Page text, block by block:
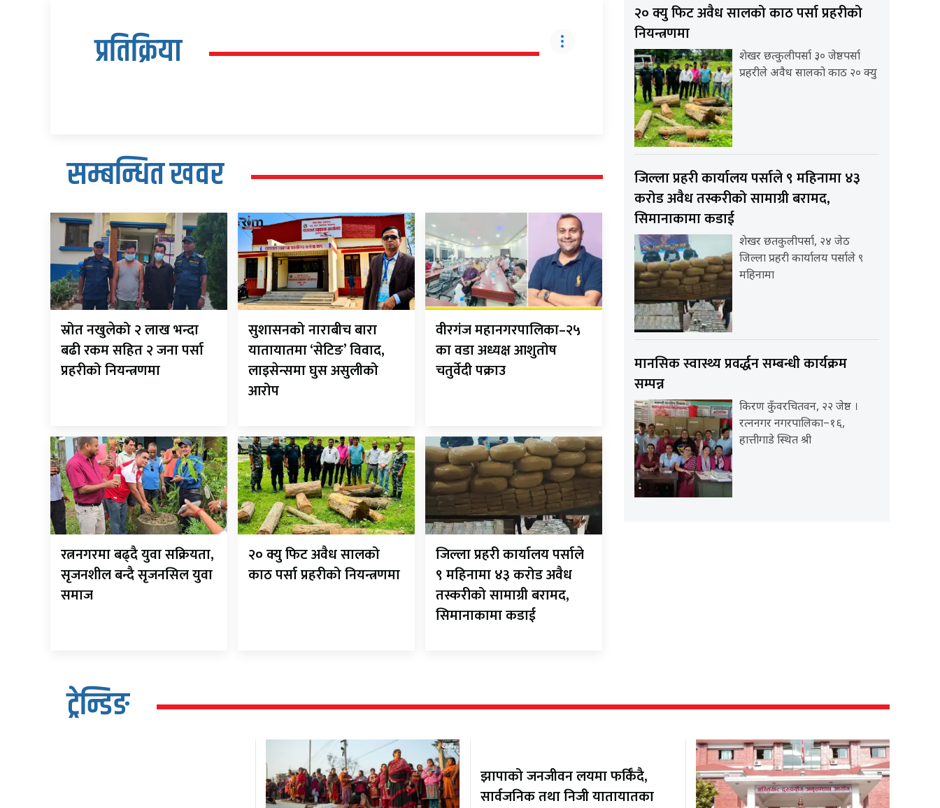
प्रतिक्रिया
सम्बन्धित खवर
स्रोत नखुलेको २ लाख भन्दा
बढी रकम सहित २ जना पर्सा
प्रहरीको नियन्त्रणमा
सुशासनको नाराबीच बारा
यातायातमा ‘सेटिङ’ विवाद,
लाइसेन्समा घुस असुलीको
आरोप
वीरगंज महानगरपालिका–२५
का वडा अध्यक्ष आशुतोष
चतुर्वेदी पक्राउ
रत्ननगरमा बढ्दै युवा सक्रियता,
सृजनशील बन्दै सृजनसिल युवा
समाज
२० क्यु फिट अवैध सालको
काठ पर्सा प्रहरीको नियन्त्रणमा
जिल्ला प्रहरी कार्यालय पर्साले
९ महिनामा ४३ करोड अवैध
तस्करीको सामाग्री बरामद,
सिमानाकामा कडाई
२० क्यु फिट अवैध सालको काठ पर्सा प्रहरीको
नियन्त्रणमा
शेखर छत्कुलीपर्सा ३० जेष्ठपर्सा
प्रहरीले अवैध सालको काठ २० क्यु
जिल्ला प्रहरी कार्यालय पर्साले ९ महिनामा ४३
करोड अवैध तस्करीको सामाग्री बरामद,
सिमानाकामा कडाई
शेखर छतकुलीपर्सा, २४ जेठ
जिल्ला प्रहरी कार्यालय पर्साले ९
महिनामा
मानसिक स्वास्थ्य प्रवर्द्धन सम्बन्धी कार्यक्रम
सम्पन्न
किरण कुँवरचितवन, २२ जेष्ठ ।
रत्ननगर नगरपालिका–१६,
हात्तीगाडे स्थित श्री
ट्रेन्डिङ
झापाको जनजीवन लयमा फर्किँदै,
सार्वजनिक तथा निजी यातायातका